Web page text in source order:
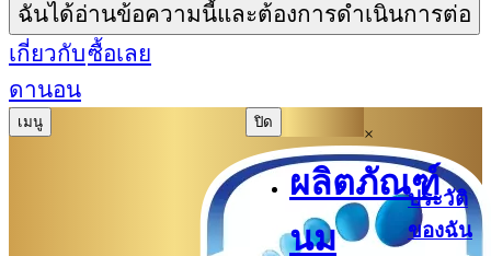
ฉันได้อ่านข้อความนี้และต้องการดำเนินการต่อ
เกี่ยวกับ
ดานอน
ซื้อเลย
เมนู ปิด
ผลิตภัณฑ์
นม
×
ประวัติ
ของฉัน